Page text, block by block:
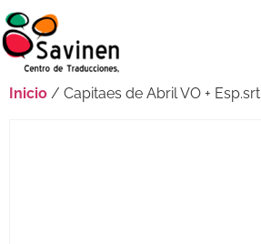
Inicio / Capitaes de Abril VO + Esp.srt